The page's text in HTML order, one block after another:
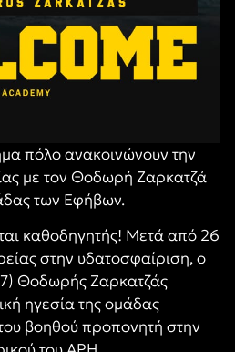
πόλο ανακοινώνουν την
με τον Θοδωρή Ζαρκατζά
των Εφήβων.
καθοδηγητής! Μετά από 26
στην υδατοσφαίριση, ο
Θοδωρής Ζαρκατζάς
ηγεσία της ομάδας
βοηθού προπονητή στην